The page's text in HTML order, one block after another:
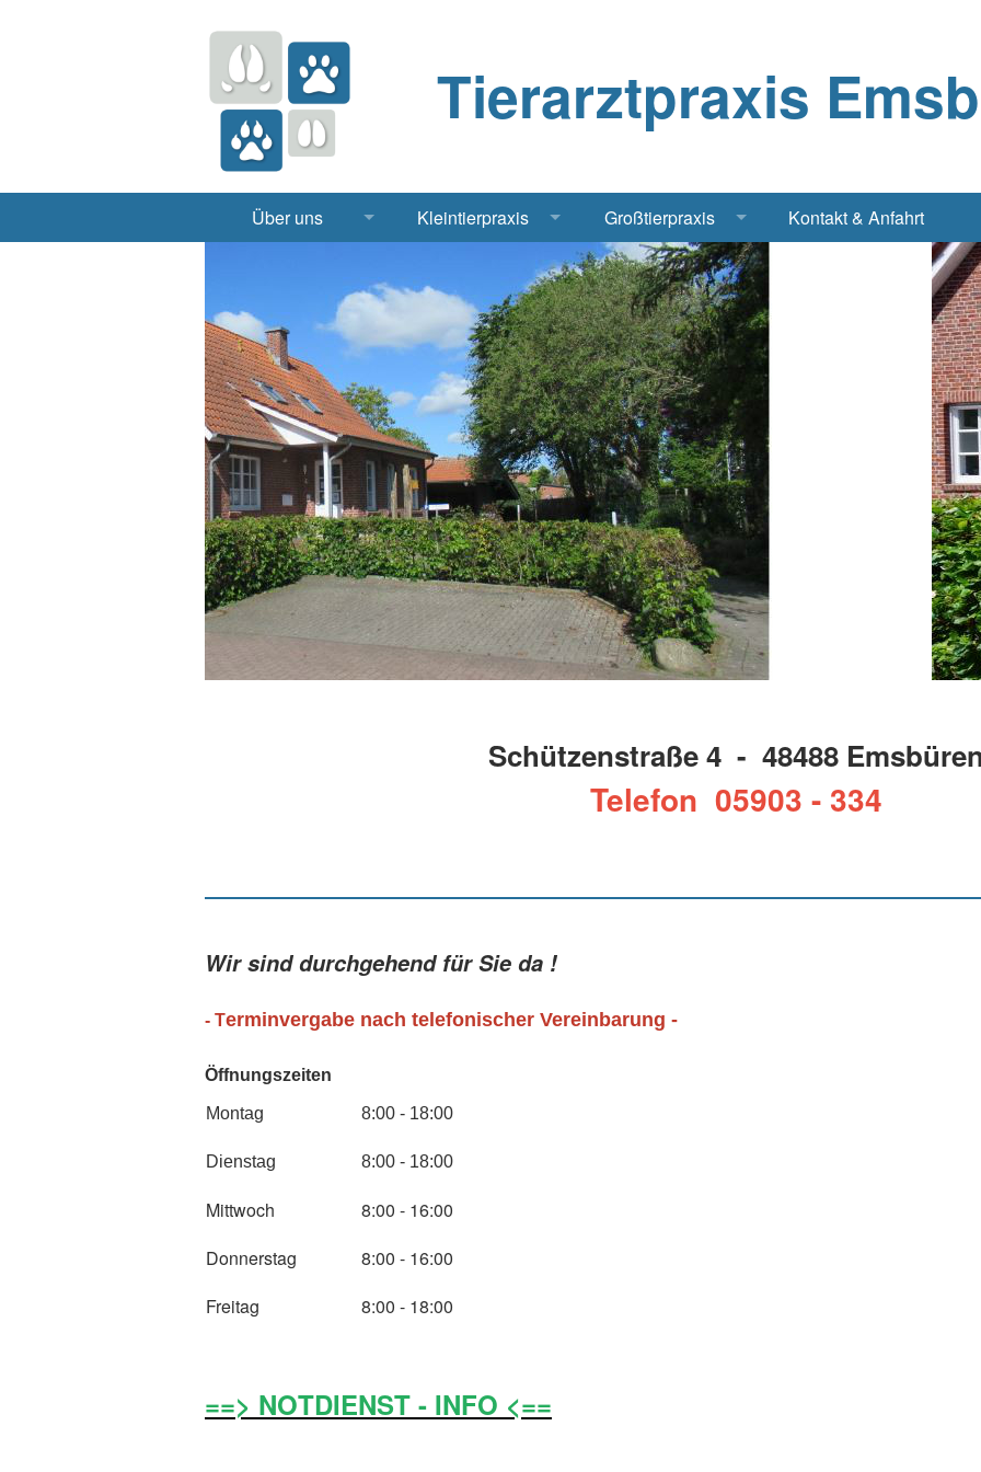
Tierarztpraxis
Über uns
Apotheke
Labor
Notdienst
Jobs & Praktikum
Kleintierpraxis
Heimtiere
Röntgen Ultraschall Elektrochirurgie Narkose
Großtierpraxis
Bestandsbetreuung Schwein
Bestandsbetreuung Rind
Pferde
Geflügel, Tauben, Hühner
Kontakt & Anfahrt
Schützenstraße 4 - 48488
Telefon 05903 - 334
Wir sind durchgehend für Sie da !
- Terminvergabe nach telefonischer Vereinbarung -
Öffnungszeiten
Montag 8:00 - 18:00
Dienstag 8:00 - 18:00
Mittwoch
8:00 - 16:00
Donnerstag
8:00 - 16:00
Freitag
8:00 - 18:00
==> NOTDIENST - INFO <==